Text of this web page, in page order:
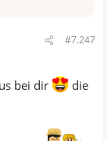
#7.247
bei dir
die